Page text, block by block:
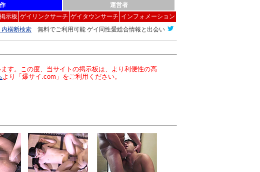
運営者
示板 ゲイリンクサーチ ゲイタウンサーチ インフォメーション
内横断検索 無料でご利用可能 ゲイ同性愛総合情報と出会い
す。この度、当サイトの掲示板は、より利便性の高
より「爆サイ.com」をご利用ください。